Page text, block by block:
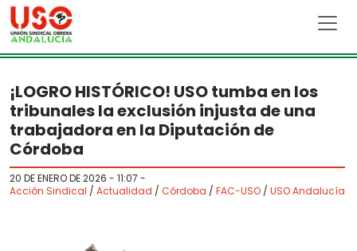
Skip to main content
¡LOGRO HISTÓRICO! USO tumba en los
tribunales la exclusión injusta de una
trabajadora en la Diputación de
Córdoba
20 DE ENERO DE 2026 - 11:07 -
Acción Sindical / Actualidad / Córdoba / FAC-USO / USO Andalucía